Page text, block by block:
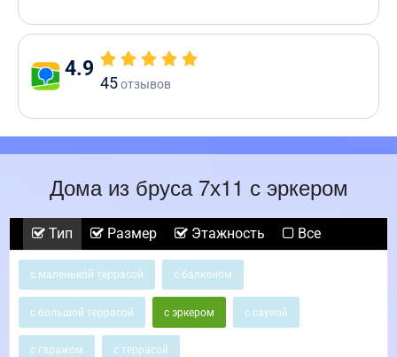
4.9
45отзывов
Дома из бруса 7х11 с эркером
Тип Размер Этажность Все
с маленькой террасой с балконом
с большой террасой с эркером с сауной
с гаражом с террасой